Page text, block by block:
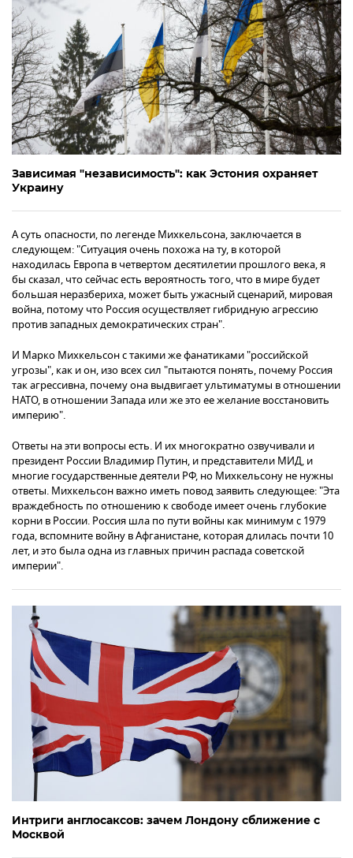
Зависимая "независимость": как Эстония охраняет
Украину
А суть опасности, по легенде Михкельсона, заключается в
следующем: "Ситуация очень похожа на ту, в которой
находилась Европа в четвертом десятилетии прошлого века, я
бы сказал, что сейчас есть вероятность того, что в мире будет
большая неразбериха, может быть ужасный сценарий, мировая
война, потому что Россия осуществляет гибридную агрессию
против западных демократических стран".
И Марко Михкельсон с такими же фанатиками "российской
угрозы", как и он, изо всех сил "пытаются понять, почему Россия
так агрессивна, почему она выдвигает ультиматумы в отношении
НАТО, в отношении Запада или же это ее желание восстановить
империю".
Ответы на эти вопросы есть. И их многократно озвучивали и
президент России Владимир Путин, и представители МИД, и
многие государственные деятели РФ, но Михкельсону не нужны
ответы. Михкельсон важно иметь повод заявить следующее: "Эта
враждебность по отношению к свободе имеет очень глубокие
корни в России. Россия шла по пути войны как минимум с 1979
года, вспомните войну в Афганистане, которая длилась почти 10
лет, и это была одна из главных причин распада советской
империи".
Интриги англосаксов: зачем Лондону сближение с
Москвой